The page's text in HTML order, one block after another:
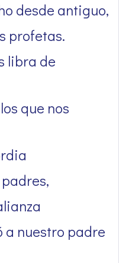
desde antiguo,
profetas.
libra de
que nos
a nuestro padre